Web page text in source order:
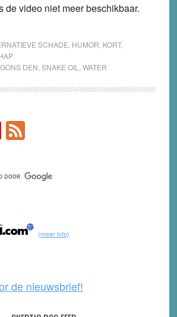
video niet meer beschikbaar.
SCHADE HUMOR KORT,
DEN SNAKE OIL WATER
Y
o
u
T
b
e
F
e
d
(meer info)
de nieuwsbrief!